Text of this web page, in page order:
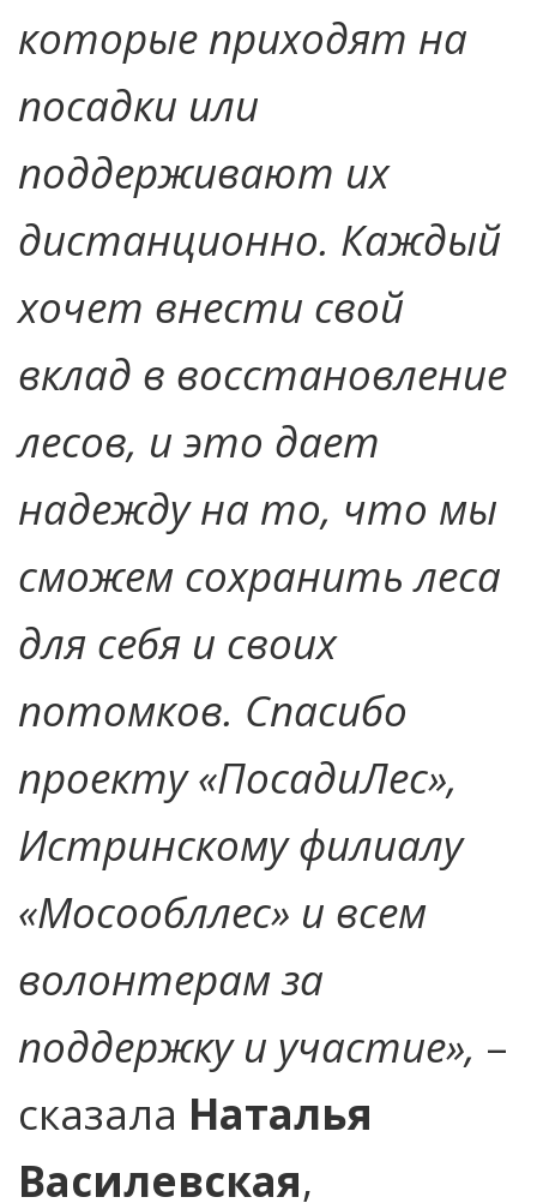
которые приходят на
посадки или
поддерживают их
дистанционно. Каждый
хочет внести свой
вклад в восстановление
лесов, и это дает
надежду на то, что мы
сможем сохранить леса
для себя и своих
потомков. Спасибо
проекту «ПосадиЛес»,
Истринскому филиалу
«Мосообллес» и всем
волонтерам за
поддержку и участие», –
сказала Наталья
Василевская,